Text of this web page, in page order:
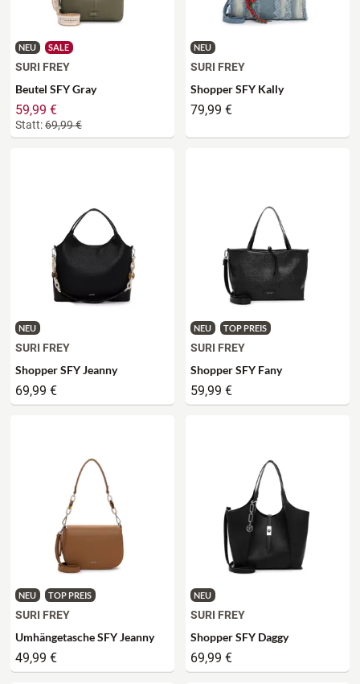
NEU SALE
SURI FREY
Beutel SFY Gray
59,99 €
Statt:69,99 €
NEU
SURI FREY
Shopper SFY Kally
79,99 €
NEU
SURI FREY
Shopper SFY Jeanny
69,99 €
NEU TOP PREIS
SURI FREY
Shopper SFY Fany
59,99 €
NEU TOP PREIS
SURI FREY
Umhängetasche SFY Jeanny
49,99 €
NEU
SURI FREY
Shopper SFY Daggy
69,99 €